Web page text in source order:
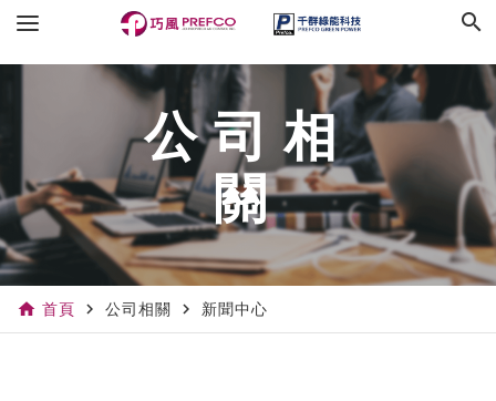
search
公司相
關
home 首頁 navigate_next 公司相關 navigate_next 新聞中心